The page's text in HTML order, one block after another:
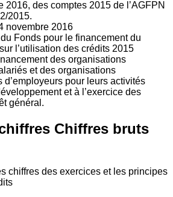
2016, des comptes 2015 de l’AGFPN
2015.
novembre 2016
Fonds pour le financement du
l’utilisation des crédits 2015
des organisations
et des organisations
d’employeurs pour leurs activités
et à l’exercice des
général.
Chiffres bruts
chiffres des exercices et les principes